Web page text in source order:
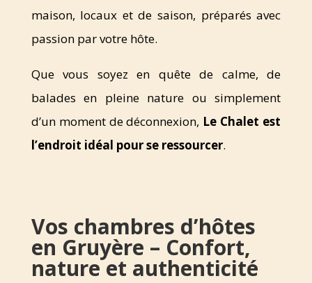
maison, locaux et de saison, préparés avec
passion par votre hôte.
Que vous soyez en quête de calme, de
balades en pleine nature ou simplement
d’un moment de déconnexion, Le Chalet est
l’endroit idéal pour se ressourcer.
Vos chambres d’hôtes
en Gruyère – Confort,
nature et authenticité